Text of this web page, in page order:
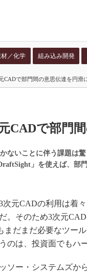
／化学 組み込み開発
CADで部門間の意思伝達を円滑
CADで部門
ないことに伴う課題は
」を使えば、部
元CADの利用は着
。そのため3次元
まだまだ必要なツー
のは、投資面でもハ
ソー・システムズか